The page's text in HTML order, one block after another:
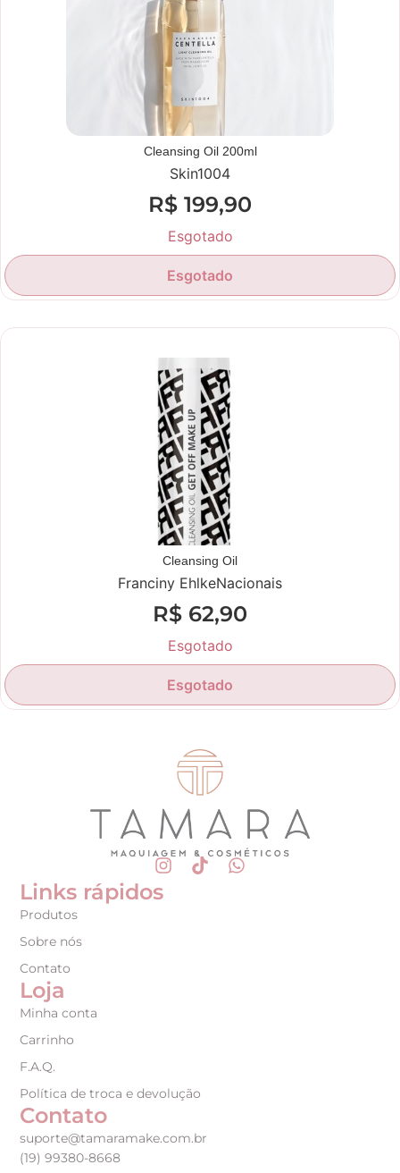
Cleansing Oil 200ml
Skin1004
R$ 199,90
Esgotado
Esgotado
Cleansing Oil
Franciny EhlkeNacionais
R$ 62,90
Esgotado
Esgotado
Links rápidos
Produtos
Sobre nós
Contato
Loja
Minha conta
Carrinho
F.A.Q.
Política de troca e devolução
Contato
suporte@tamaramake.com.br
(19) 99380-8668